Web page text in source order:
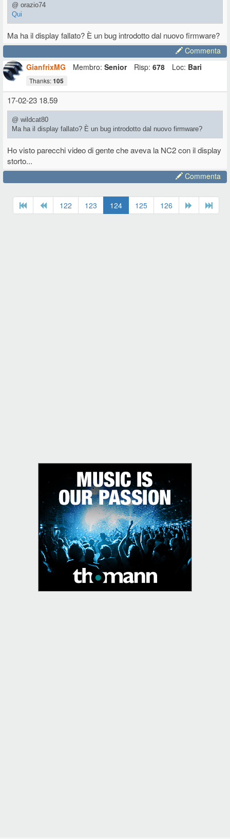
@ orazio74
Qui
Ma ha il display fallato? È un bug introdotto dal nuovo firmware?
Commenta
GianfrixMG
Membro: Senior Risp: 678 Loc: Bari
Thanks:105
17-02-23 18.59
@ wildcat80
Ma ha il display fallato? È un bug introdotto dal nuovo firmware?
Ho visto parecchi video di gente che aveva la NC2 con il display
storto...
Commenta
122 123 124 125 126